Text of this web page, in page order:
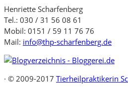
Henriette Scharfenberg
Tel.: 030 / 31 56 08 61
Mobil: 0151 / 59 11 76 76
Mail: info@thp-scharfenberg.de
· © 2009-2017 Tierheilpraktikerin